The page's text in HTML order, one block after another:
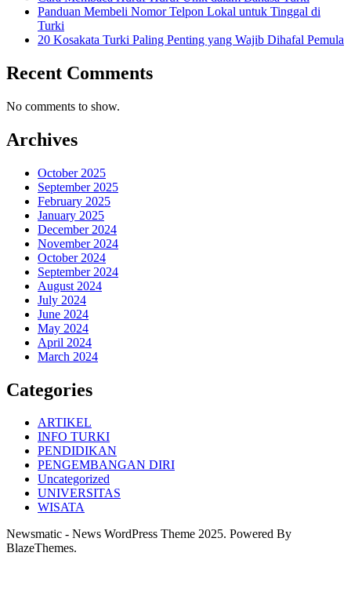
Panduan Membeli Nomor Telpon Lokal untuk Tinggal di
Turki
20 Kosakata Turki Paling Penting yang Wajib Dihafal Pemula
Recent Comments
No comments to show.
Archives
October 2025
September 2025
February 2025
January 2025
December 2024
November 2024
October 2024
September 2024
August 2024
July 2024
June 2024
May 2024
April 2024
March 2024
Categories
ARTIKEL
INFO TURKI
PENDIDIKAN
PENGEMBANGAN DIRI
Uncategorized
UNIVERSITAS
WISATA
Newsmatic - News WordPress Theme 2025. Powered By
BlazeThemes.